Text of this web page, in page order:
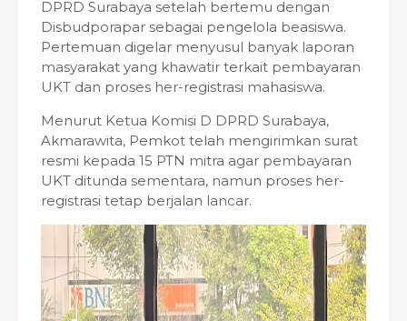
DPRD Surabaya setelah bertemu dengan
Disbudporapar sebagai pengelola beasiswa.
Pertemuan digelar menyusul banyak laporan
masyarakat yang khawatir terkait pembayaran
UKT dan proses her-registrasi mahasiswa.
Menurut Ketua Komisi D DPRD Surabaya,
Akmarawita, Pemkot telah mengirimkan surat
resmi kepada 15 PTN mitra agar pembayaran
UKT ditunda sementara, namun proses her-
registrasi tetap berjalan lancar.